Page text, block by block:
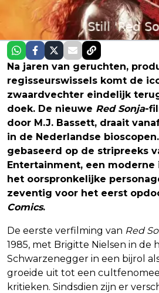
Na jaren van geruchten,
regisseurswissels komt de
zwaardvechter eindelijk
doek. De nieuwe Red Sonja-
door M.J. Bassett, draait
in de Nederlandse
gebaseerd op de stripreeks
Entertainment, een
het oorspronkelijke
zeventig voor het eerst
Comics.
De eerste verfilming van Red
1985, met Brigitte Nielsen in de
Schwarzenegger in een bijrol
groeide uit tot een
kritieken. Sindsdien zijn er